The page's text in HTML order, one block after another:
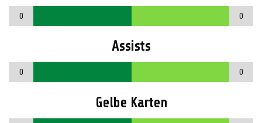
0 0
Assists
0 0
Gelbe Karten